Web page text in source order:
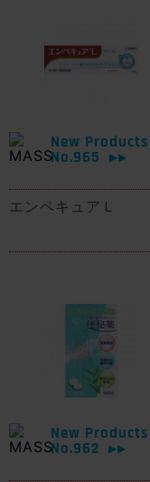
New Products
No.965
▶▶
エンペキュアＬ
New Products
No.962
▶▶